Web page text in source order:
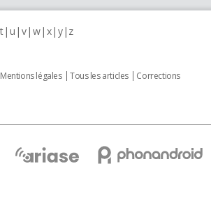
t u v w x y z
Mentions légales Tous les articles
Corrections